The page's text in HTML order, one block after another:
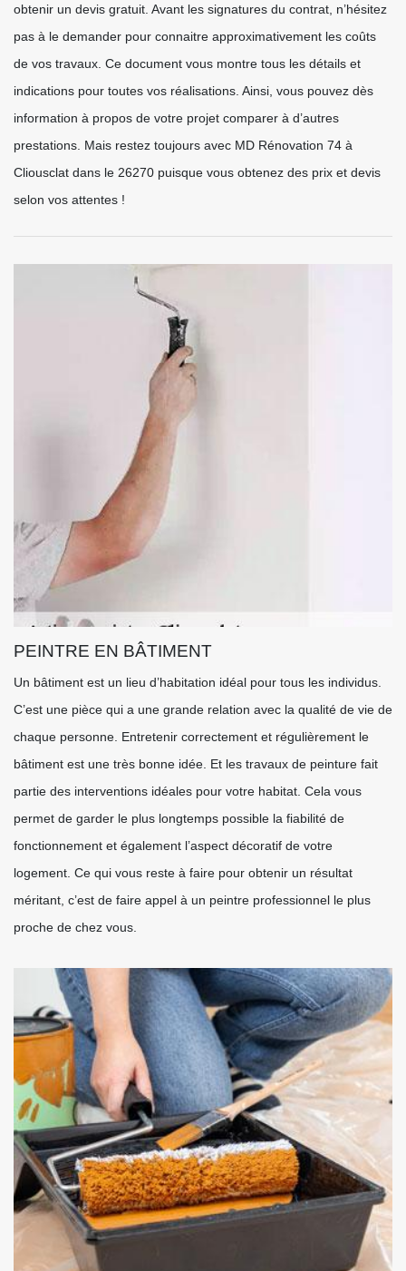
obtenir un devis gratuit. Avant les signatures du contrat, n’hésitez
pas à le demander pour connaitre approximativement les coûts
de vos travaux. Ce document vous montre tous les détails et
indications pour toutes vos réalisations. Ainsi, vous pouvez dès
information à propos de votre projet comparer à d’autres
prestations. Mais restez toujours avec MD Rénovation 74 à
Cliousclat dans le 26270 puisque vous obtenez des prix et devis
selon vos attentes !
PEINTRE EN BÂTIMENT
Un bâtiment est un lieu d’habitation idéal pour tous les individus.
C’est une pièce qui a une grande relation avec la qualité de vie de
chaque personne. Entretenir correctement et régulièrement le
bâtiment est une très bonne idée. Et les travaux de peinture fait
partie des interventions idéales pour votre habitat. Cela vous
permet de garder le plus longtemps possible la fiabilité de
fonctionnement et également l’aspect décoratif de votre
logement. Ce qui vous reste à faire pour obtenir un résultat
méritant, c’est de faire appel à un peintre professionnel le plus
proche de chez vous.